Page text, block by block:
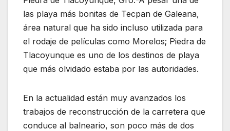
las playa más bonitas de Tecpan de Galeana,
área natural que ha sido incluso utilizada para
el rodaje de películas como Morelos; Piedra de
Tlacoyunque es uno de los destinos de playa
que más olvidado estaba por las autoridades.
En la actualidad están muy avanzados los
trabajos de reconstrucción de la carretera que
conduce al balneario, son poco más de dos